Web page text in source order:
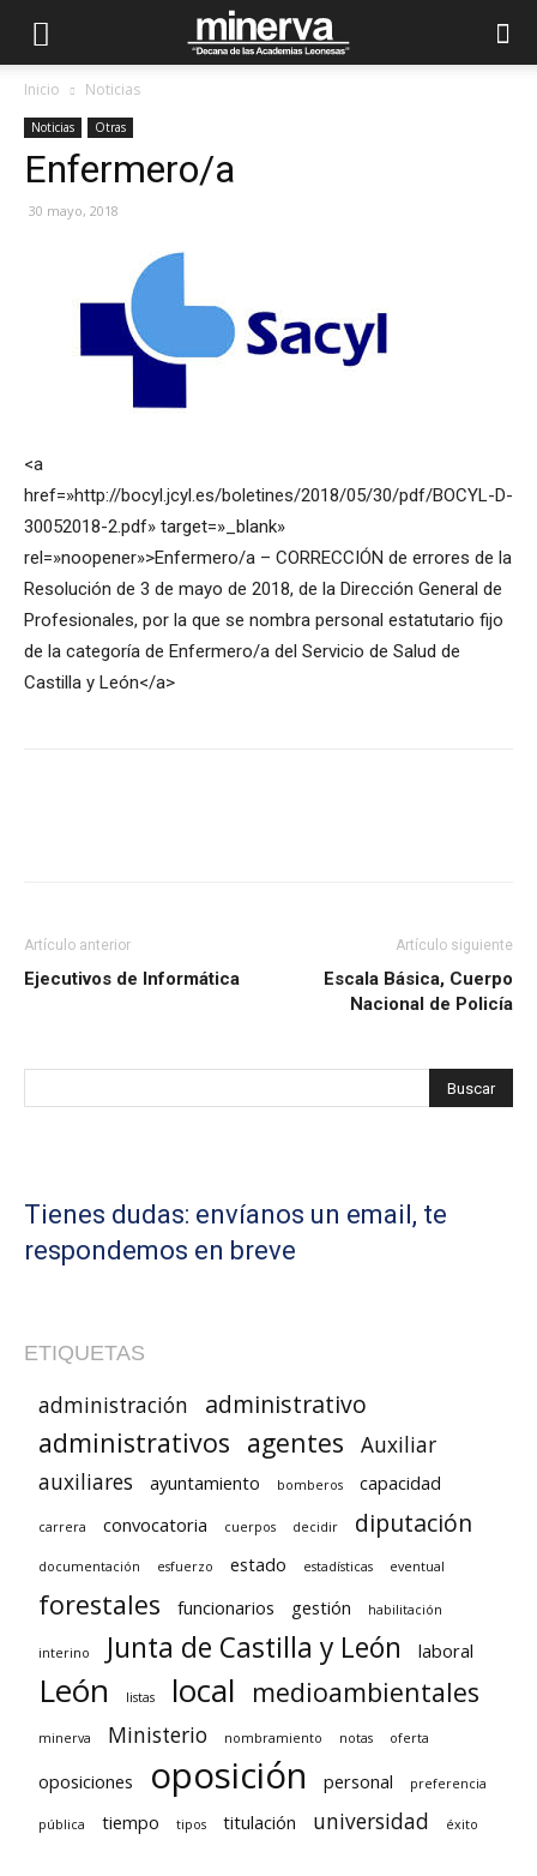
Inicio Noticias
Noticias Otras
Enfermero/a
30 mayo, 2018
<a
href=»http://bocyl.jcyl.es/boletines/2018/05/30/pdf/BOCYL-D-
30052018-2.pdf» target=»_blank»
rel=»noopener»>Enfermero/a – CORRECCIÓN de errores de la
Resolución de 3 de mayo de 2018, de la Dirección General de
Profesionales, por la que se nombra personal estatutario fijo
de la categoría de Enfermero/a del Servicio de Salud de
Castilla y León</a>
Artículo anterior
Ejecutivos de Informática
Artículo siguiente
Escala Básica, Cuerpo
Nacional de Policía
Tienes dudas: envíanos un email, te
respondemos en breve
ETIQUETAS
administración administrativo
administrativos agentes
Auxiliar
auxiliares
ayuntamiento bomberos capacidad
carrera convocatoria cuerpos decidir diputación
documentación esfuerzo estado estadísticas eventual
forestales funcionarios gestión habilitación
interino Junta de Castilla y León laboral
León listas local medioambientales
minerva Ministerio nombramiento notas oferta
oposiciones oposición personal preferencia
pública tiempo tipos titulación universidad éxito